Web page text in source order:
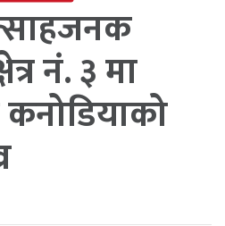
नं. ३ मा
कनोडियाको